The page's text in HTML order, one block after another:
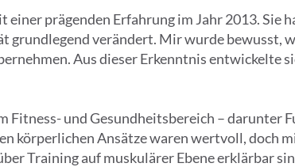
prägenden Erfahrung im Jahr 2013. Sie
grundlegend verändert. Mir wurde bewusst,
Aus dieser Erkenntnis entwickelte
Fitness- und Gesundheitsbereich – darunter
körperlichen Ansätze waren wertvoll, doch
Training auf muskulärer Ebene erklärbar